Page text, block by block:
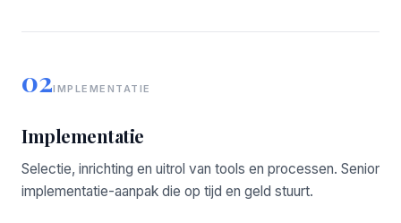
02IMPLEMENTATIE
Implementatie
Selectie, inrichting en uitrol van tools en processen. Senior
implementatie-aanpak die op tijd en geld stuurt.